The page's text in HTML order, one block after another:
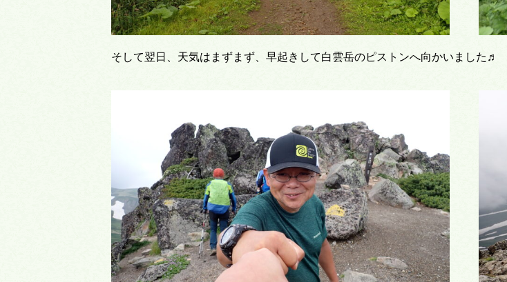
そして翌日、天気はまずまず、早起きして白雲岳のピストンへ向かいました♬